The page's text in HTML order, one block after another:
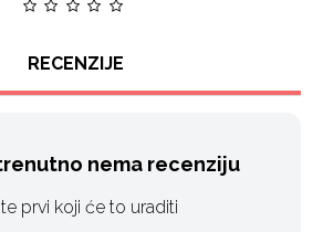
RECENZIJE
nema recenziju
prvi koji će to uraditi